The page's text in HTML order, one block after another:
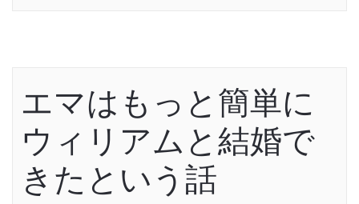
エマはもっと簡単に
ウィリアムと結婚で
きたという話